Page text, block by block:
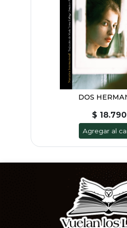
DOS
$ 18.790
Agregar al